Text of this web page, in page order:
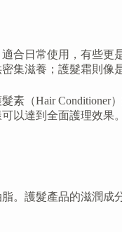
合日常使用，有些更
滋養；護髮霜則像
（Hair Conditioner
以達到全面護理效果。
。護髮產品的滋潤成